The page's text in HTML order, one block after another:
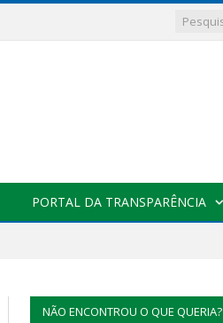
PORTAL DA TRANSPARÊNCIA
NÃO ENCONTROU O QUE QUERIA?